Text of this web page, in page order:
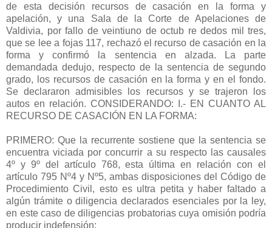
de esta decisión recursos de casación en la forma y
apelación, y una Sala de la Corte de Apelaciones de
Valdivia, por fallo de veintiuno de octub re dedos mil tres,
que se lee a fojas 117, rechazó el recurso de casación en la
forma y confirmó la sentencia en alzada. La parte
demandada dedujo, respecto de la sentencia de segundo
grado, los recursos de casación en la forma y en el fondo.
Se declararon admisibles los recursos y se trajeron los
autos en relación. CONSIDERANDO: I.- EN CUANTO AL
RECURSO DE CASACIÓN EN LA FORMA:
PRIMERO: Que la recurrente sostiene que la sentencia se
encuentra viciada por concurrir a su respecto las causales
4º y 9º del artículo 768, esta última en relación con el
artículo 795 Nº4 y Nº5, ambas disposiciones del Código de
Procedimiento Civil, esto es ultra petita y haber faltado a
algún trámite o diligencia declarados esenciales por la ley,
en este caso de diligencias probatorias cuya omisión podría
producir indefensión;